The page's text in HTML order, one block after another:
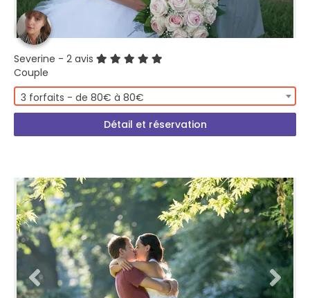
Severine - 2 avis
Couple
3 forfaits - de 80€ à 80€
Détail et réservation